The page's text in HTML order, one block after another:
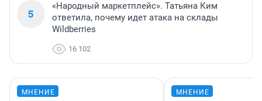
5
«Народный маркетплейс». Татьяна Ким
ответила, почему идет атака на склады
Wildberries
16 102
МНЕНИЕ МНЕНИЕ